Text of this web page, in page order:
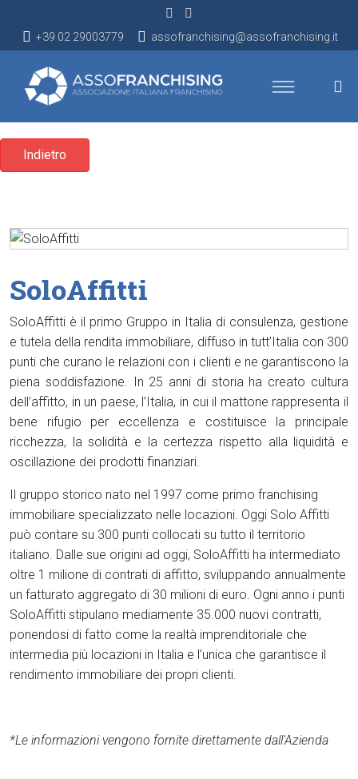
+39 02 29003779 assofranchising@assofranchising.it
Indietro
SoloAffitti
SoloAffitti è il primo Gruppo in Italia di consulenza, gestione
e tutela della rendita immobiliare, diffuso in tutt’Italia con 300
punti che curano le relazioni con i clienti e ne garantiscono la
piena soddisfazione. In 25 anni di storia ha creato cultura
dell’affitto, in un paese, l’Italia, in cui il mattone rappresenta il
bene rifugio per eccellenza e costituisce la principale
ricchezza, la solidità e la certezza rispetto alla liquidità e
oscillazione dei prodotti finanziari.
Il gruppo storico nato nel 1997 come primo franchising
immobiliare specializzato nelle locazioni. Oggi Solo Affitti
può contare su 300 punti collocati su tutto il territorio
italiano. Dalle sue origini ad oggi, SoloAffitti ha intermediato
oltre 1 milione di contrati di affitto, sviluppando annualmente
un fatturato aggregato di 30 milioni di euro. Ogni anno i punti
SoloAffitti stipulano mediamente 35.000 nuovi contratti,
ponendosi di fatto come la realtà imprenditoriale che
intermedia più locazioni in Italia e l’unica che garantisce il
rendimento immobiliare dei propri clienti.
*Le informazioni vengono fornite direttamente dall'Azienda